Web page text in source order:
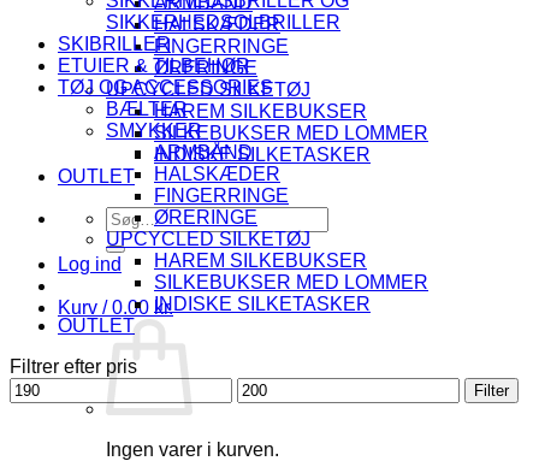
HALSKÆDER
FINGERRINGE
ØRERINGE
UPCYCLED SILKETØJ
HAREM SILKEBUKSER
SILKEBUKSER MED LOMMER
INDISKE SILKETASKER
OUTLET
Søg
efter:
Log ind
Kurv /0.00 kr.
Ingen varer i kurven.
SIKKERHEDSOLBRILLER
SKIBRILLER
ETUIER & TILBEHØR
TØJ OG ACCESSORIES
BÆLTER
SMYKKER
ARMBÅND
HALSKÆDER
FINGERRINGE
ØRERINGE
UPCYCLED SILKETØJ
HAREM SILKEBUKSER
SILKEBUKSER MED LOMMER
INDISKE SILKETASKER
OUTLET
Filtrer efter pris
Mindste
pris
Højeste
pris
Filter